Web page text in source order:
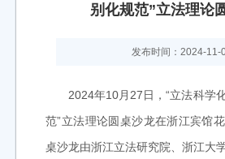
别化规范”立法理论
发布时间：2024-11-
2024年10月27日，“立法科学
范”立法理论圆桌沙龙在浙江宾馆
桌沙龙由浙江立法研究院、浙江大